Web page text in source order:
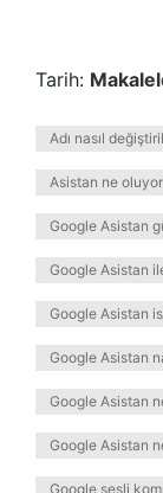
Tarih:
Adı nasıl
Asistan ne oluyor
Google Asistan
Google Asistan
Google Asistan
Google Asistan
Google Asistan
Google Asistan
Google sesli